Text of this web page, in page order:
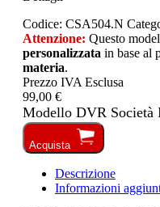
Codice: CSA504.N
Attenzione: Questo
personalizzata in base al
materia.
Prezzo IVA Esclusa
99,00 €
Modello DVR Società
Acquista
Descrizione
Informazioni